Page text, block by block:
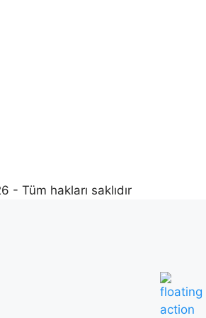
- Tüm hakları saklıdır